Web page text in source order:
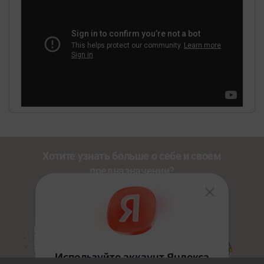
Познакомьтесь с другими нашими сервисами со
по промокоду